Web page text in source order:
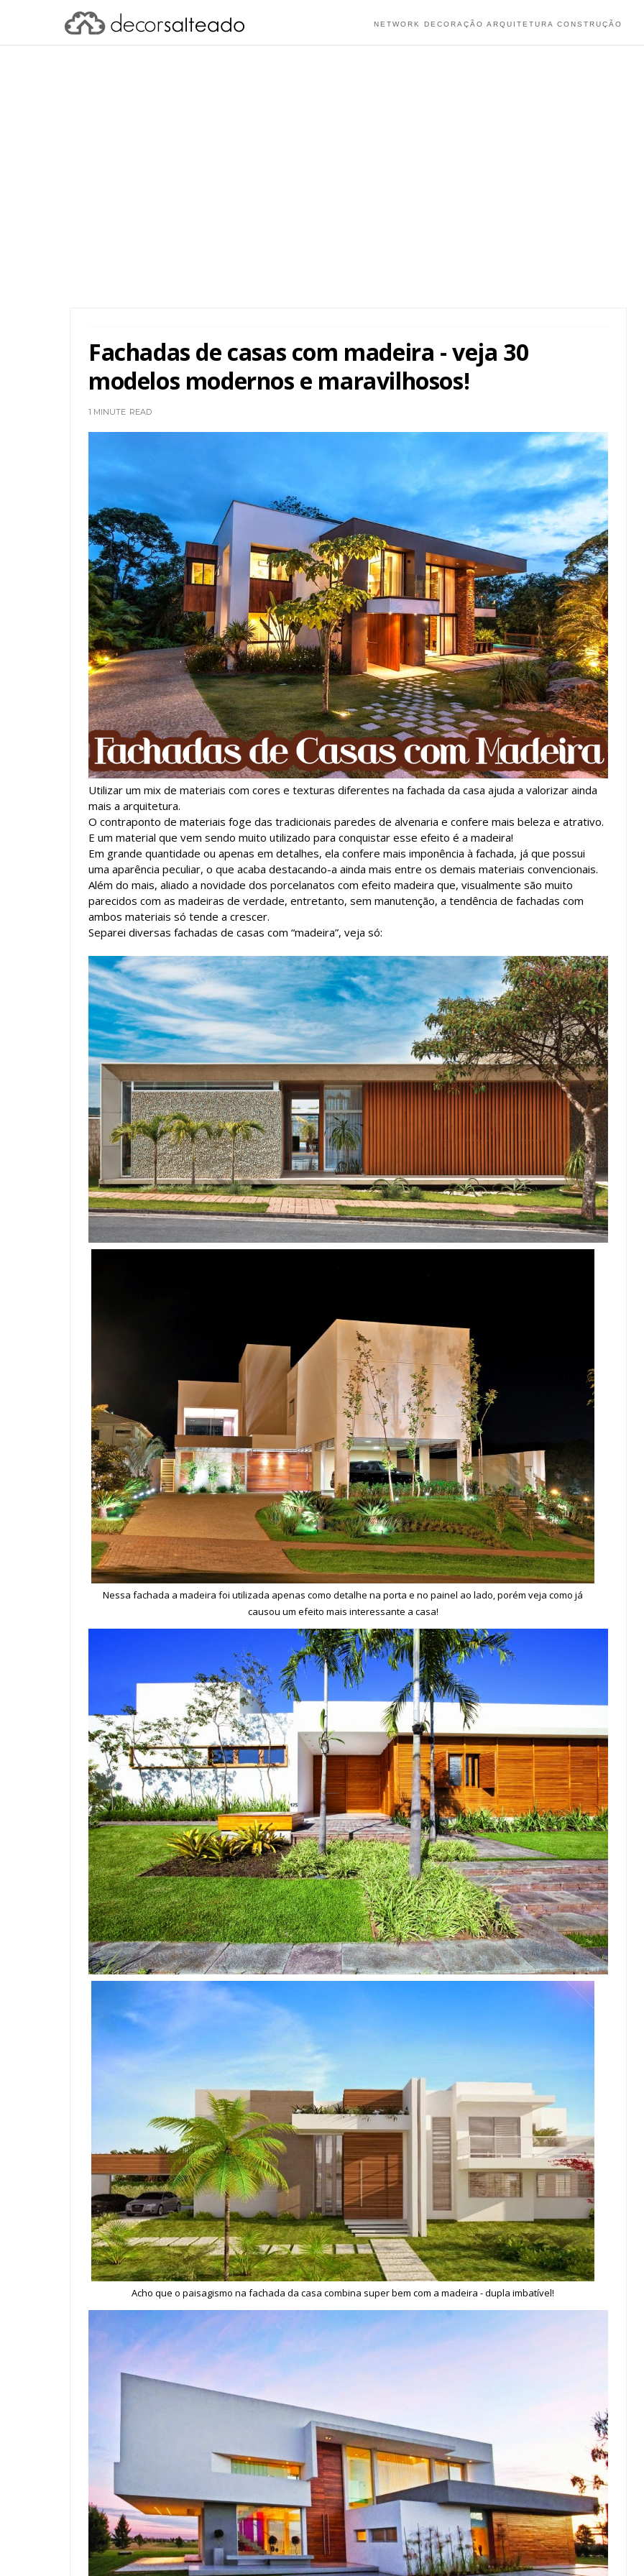
NETWORK DECORAÇÃO ARQUITETURA CONSTRUÇÃO
Fachadas de casas com madeira - veja 30
modelos modernos e maravilhosos!
1 MINUTE READ
Utilizar um mix de materiais com cores e texturas diferentes na fachada da casa ajuda a valorizar ainda
mais a arquitetura.
O contraponto de materiais foge das tradicionais paredes de alvenaria e confere mais beleza e atrativo.
E um material que vem sendo muito utilizado para conquistar esse efeito é a madeira!
Em grande quantidade ou apenas em detalhes, ela confere mais imponência à fachada, já que possui
uma aparência peculiar, o que acaba destacando-a ainda mais entre os demais materiais convencionais.
Além do mais, aliado a novidade dos porcelanatos com efeito madeira que, visualmente são muito
parecidos com as madeiras de verdade, entretanto, sem manutenção, a tendência de fachadas com
ambos materiais só tende a crescer.
Separei diversas fachadas de casas com “madeira”, veja só:
Nessa fachada a madeira foi utilizada apenas como detalhe na porta e no painel ao lado, porém veja como já
causou um efeito mais interessante a casa!
Acho que o paisagismo na fachada da casa combina super bem com a madeira - dupla imbatível!